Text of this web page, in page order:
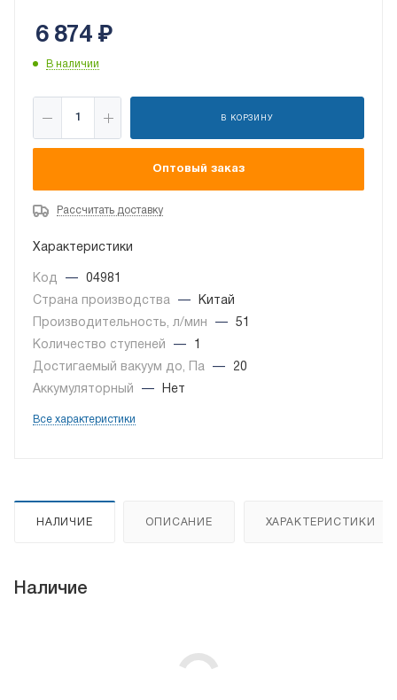
6 874₽
В наличии
В КОРЗИНУ
Оптовый заказ
Рассчитать доставку
Характеристики
Код —
04981
Страна производства
—
Китай
Производительность, л/мин
—
51
Количество ступеней
—
1
Достигаемый вакуум до, Па
—
20
Аккумуляторный
— Нет
Все характеристики
НАЛИЧИЕ ОПИСАНИЕ ХАРАКТЕРИСТИКИ
Наличие